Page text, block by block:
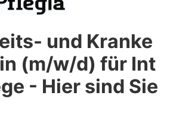
und Kranke
(m/w/d) für Int
- Hier sind Sie